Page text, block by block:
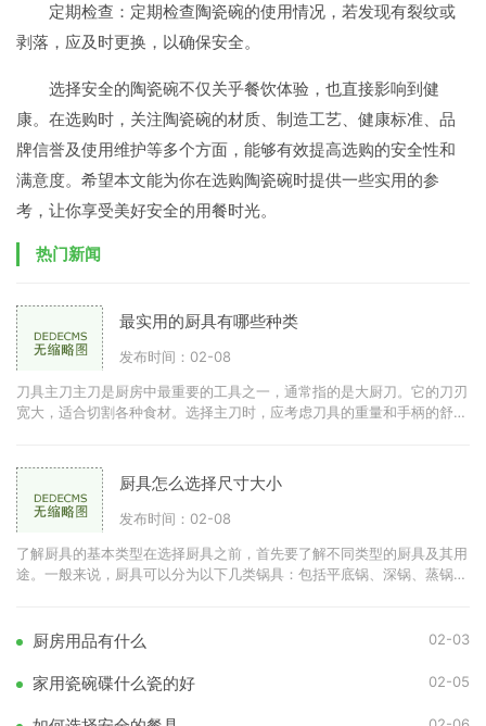
定期检查：定期检查陶瓷碗的使用情况，若发现有裂纹或
剥落，应及时更换，以确保安全。
选择安全的陶瓷碗不仅关乎餐饮体验，也直接影响到健
康。在选购时，关注陶瓷碗的材质、制造工艺、健康标准、品
牌信誉及使用维护等多个方面，能够有效提高选购的安全性和
满意度。希望本文能为你在选购陶瓷碗时提供一些实用的参
考，让你享受美好安全的用餐时光。
热门新闻
最实用的厨具有哪些种类
发布时间：02-08
刀具主刀主刀是厨房中最重要的工具之一，通常指的是大厨刀。它的刀刃
宽大，适合切割各种食材。选择主刀时，应考虑刀具的重量和手柄的舒适
厨具怎么选择尺寸大小
发布时间：02-08
了解厨具的基本类型在选择厨具之前，首先要了解不同类型的厨具及其用
途。一般来说，厨具可以分为以下几类锅具：包括平底锅、深锅、蒸锅
厨房用品有什么 02-03
家用瓷碗碟什么瓷的好 02-05